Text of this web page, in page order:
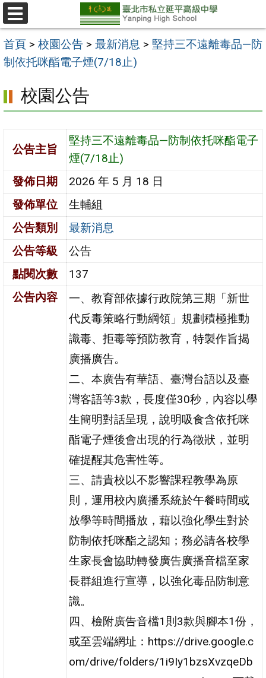
跳
至
主
要
區
選
單
首頁 > 校園公告 > 最新消息 > 堅持三不遠離毒品—防
制依托咪酯電子煙(7/18止)
校園公告
公告主旨
堅持三不遠離毒品—防制依托咪酯電子
煙(7/18止)
發佈日期
2026 年 5 月 18 日
發佈單位
生輔組
公告類別
最新消息
公告等級
公告
點閱次數
137
公告內容
一、教育部依據行政院第三期「新世
代反毒策略行動綱領」規劃積極推動
識毒、拒毒等預防教育，特製作旨揭
廣播廣告。
二、本廣告有華語、臺灣台語以及臺
灣客語等3款，長度僅30秒，內容以學
生簡明對話呈現，說明吸食含依托咪
酯電子煙後會出現的行為徵狀，並明
確提醒其危害性等。
三、請貴校以不影響課程教學為原
則，運用校內廣播系統於午餐時間或
放學等時間播放，藉以強化學生對於
防制依托咪酯之認知；務必請各校學
生家長會協助轉發廣告廣播音檔至家
長群組進行宣導，以強化毒品防制意
識。
四、檢附廣告音檔1則3款與腳本1份，
或至雲端網址：https://drive.google.c
om/drive/folders/1i9Iy1bzsXvzqeDb